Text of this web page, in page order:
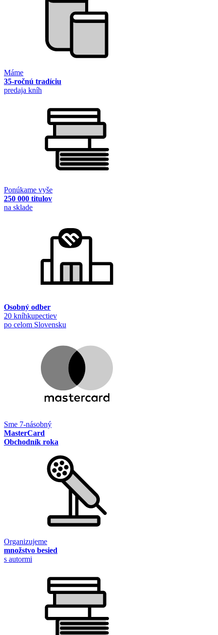
Máme
35-ročnú tradíciu
predaja kníh
Ponúkame vyše
250 000 titulov
na sklade
Osobný odber
20 kníhkupectiev
po celom Slovensku
Sme 7-násobný
MasterCard
Obchodník roka
Organizujeme
množstvo besied
s autormi